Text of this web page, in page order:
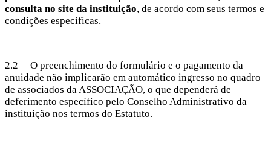
consulta no site da instituição, de acordo com seus termos e
condições específicas.
2.2 O preenchimento do formulário e o pagamento da
anuidade não implicarão em automático ingresso no quadro
de associados da ASSOCIAÇÃO, o que dependerá de
deferimento específico pelo Conselho Administrativo da
instituição nos termos do Estatuto.